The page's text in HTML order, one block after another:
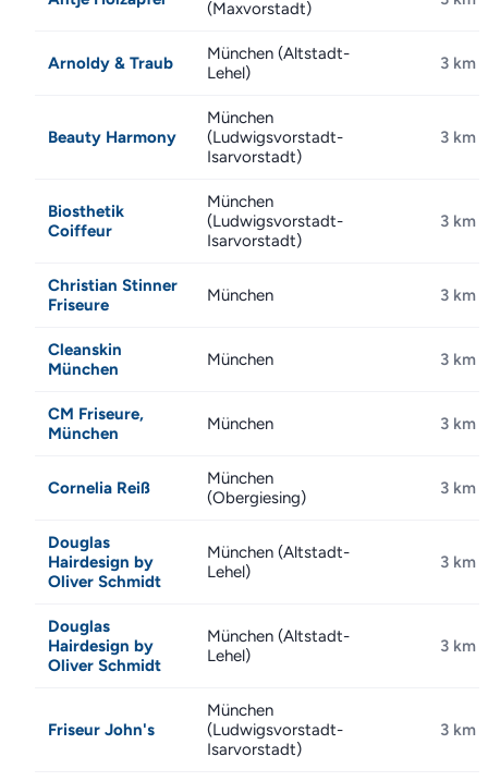
(Maxvorstadt)
Arnoldy & Traub
München (Altstadt-
Lehel)
3 km
Beauty Harmony
München
(Ludwigsvorstadt-
Isarvorstadt)
3 km
Biosthetik
Coiffeur
München
(Ludwigsvorstadt-
Isarvorstadt)
3 km
Christian Stinner
Friseure
München 3 km
Cleanskin
München
München 3 km
CM Friseure,
München
München 3 km
Cornelia Reiß
München
(Obergiesing)
3 km
Douglas
Hairdesign by
Oliver Schmidt
München (Altstadt-
Lehel)
3 km
Douglas
Hairdesign by
Oliver Schmidt
München (Altstadt-
Lehel)
3 km
Friseur John's
München
(Ludwigsvorstadt-
Isarvorstadt)
3 km